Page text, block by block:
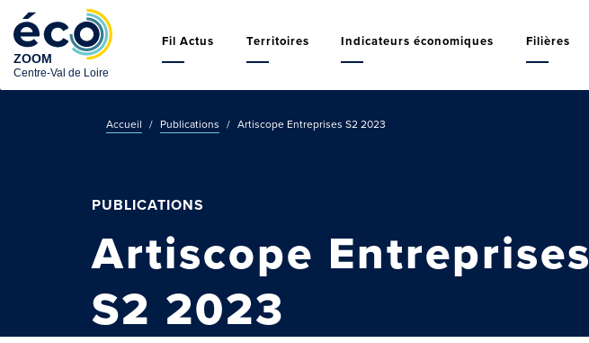
Aller
au
contenu
principal
Fil Actus Territoires Indicateurs économiques Filières
Accueil Publications Artiscope Entreprises S2 2023
PUBLICATIONS
Artiscope Entreprises
S2 2023